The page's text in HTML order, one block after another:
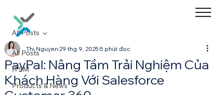
All Posts
ITSM
Products & News
All Posts
PayPal: Nâng Tầm Trải Nghiệm Của
Khách Hàng Với Salesforce
Thi Nguyen29 thg 9, 20255 phút đọc